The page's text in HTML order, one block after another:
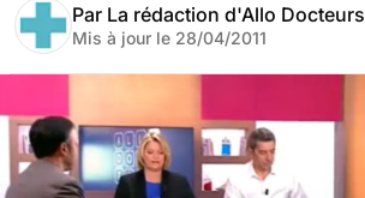
Par La rédaction d'Allo Docteurs
Mis à jour le 28/04/2011